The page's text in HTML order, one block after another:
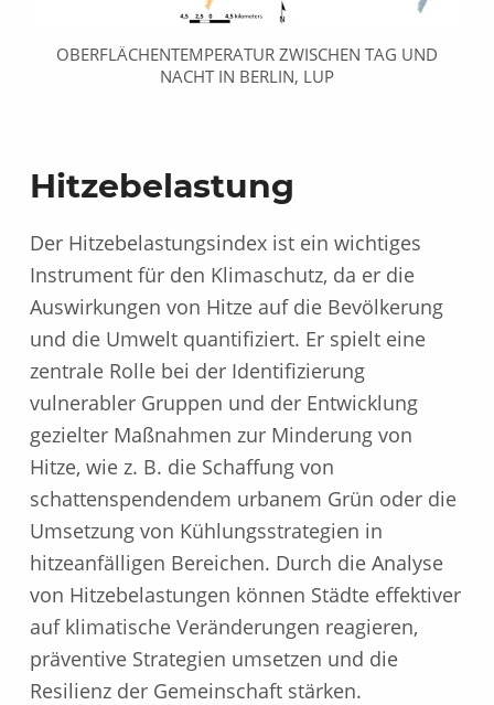
a
s
t
u
n
g
_
1
OBERFLÄCHENTEMPERATUR ZWISCHEN TAG UND
NACHT IN BERLIN, LUP
Hitzebelastung
Der Hitzebelastungsindex ist ein wichtiges
Instrument für den Klimaschutz, da er die
Auswirkungen von Hitze auf die Bevölkerung
und die Umwelt quantifiziert. Er spielt eine
zentrale Rolle bei der Identifizierung
vulnerabler Gruppen und der Entwicklung
gezielter Maßnahmen zur Minderung von
Hitze, wie z. B. die Schaffung von
schattenspendendem urbanem Grün oder die
Umsetzung von Kühlungsstrategien in
hitzeanfälligen Bereichen. Durch die Analyse
von Hitzebelastungen können Städte effektiver
auf klimatische Veränderungen reagieren,
präventive Strategien umsetzen und die
Resilienz der Gemeinschaft stärken.